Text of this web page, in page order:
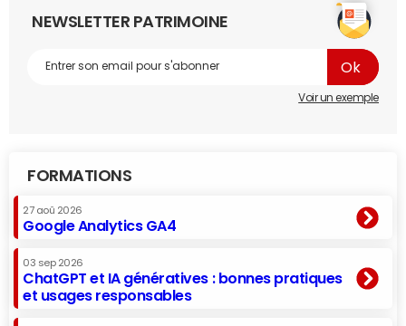
NEWSLETTER PATRIMOINE
Voir un exemple
FORMATIONS
27 aoû 2026
Google Analytics GA4
03 sep 2026
ChatGPT et IA génératives : bonnes pratiques
et usages responsables